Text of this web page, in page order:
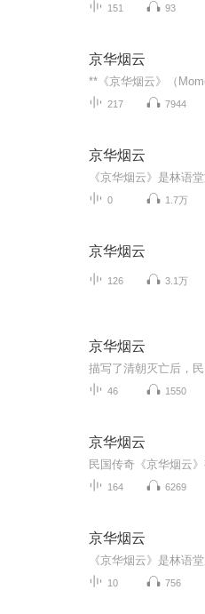
151 93
京华烟云
217 7944
京华烟云
0 1.7万
京华烟云
126 3.1万
京华烟云
46 1550
京华烟云
164 6269
京华烟云
10 756